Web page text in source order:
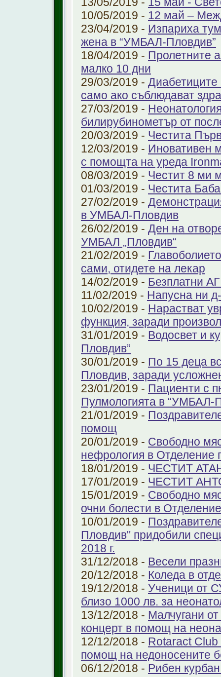
10/05/2019 - 12 май –
23/04/2019 - Изпариха
жена в “УМБАЛ-Пловдив”
18/04/2019 - Пролетните
малко 10 дни
29/03/2019 - Диабетиците
само ако съблюдават
27/03/2019 -
билирубинометър от
20/03/2019 - Честита
12/03/2019 - Иновативен
с помощта на уреда
08/03/2019 - Честит 8 ми
01/03/2019 - Честита
27/02/2019 -
в УМБАЛ-Пловдив
26/02/2019 - Ден на
УМБАЛ „Пловдив“
21/02/2019 -
сами, отидете на лекар
14/02/2019 - Безплатни
11/02/2019 - Напусна ни
10/02/2019 - Нарастват
функция, заради
31/01/2019 - Водосвет и
Пловдив”
30/01/2019 - По 15 деца
Пловдив, заради
23/01/2019 - Пациенти с
Пулмологията в “УМБАЛ-
21/01/2019 -
помощ
20/01/2019 - Свободно
нефрология в Отделение
18/01/2019 - ЧЕСТИТ
17/01/2019 - ЧЕСТИТ
15/01/2019 - Свободно
очни болести в
10/01/2019 -
Пловдив" придобили
2018 г.
31/12/2018 - Весели
20/12/2018 - Коледа в
19/12/2018 - Ученици от
близо 1000 лв. за
13/12/2018 - Малчугани
концерт в помощ на
12/12/2018 - Rotaract Club
помощ на недоносените
06/12/2018 - Рибен